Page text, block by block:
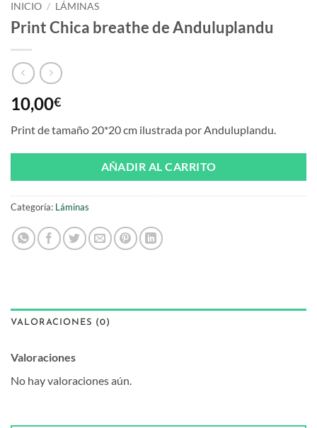
INICIO / LÁMINAS
Print Chica breathe de Anduluplandu
10,00€
Print de tamaño 20*20 cm ilustrada por Anduluplandu.
AÑADIR AL CARRITO
Categoría: Láminas
VALORACIONES (0)
Valoraciones
No hay valoraciones aún.